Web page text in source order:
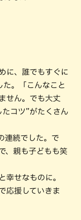
に、誰でもすぐに
。「こんなこと
せん。でも大丈
コツ”がたくさん
連続でした。で
、親も子どもも笑
幸せなものに。
応援していきま